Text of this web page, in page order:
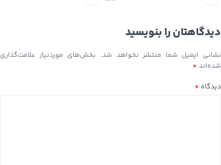
دیدگاهتان را بنویسید
نشانی ایمیل شما منتشر نخواهد شد. بخش‌های موردنیاز علامت‌گذاری
شده‌اند*
دیدگاه *